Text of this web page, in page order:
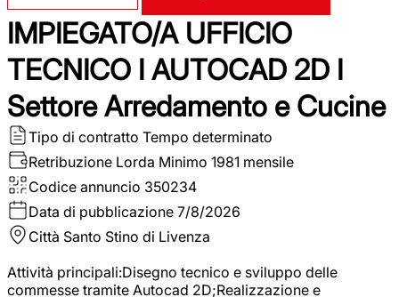
IMPIEGATO/A UFFICIO
TECNICO I AUTOCAD 2D I
Settore Arredamento e Cucine
Tipo di contratto Tempo determinato
Retribuzione Lorda Minimo 1981 mensile
Codice annuncio 350234
Data di pubblicazione 7/8/2026
Città Santo Stino di Livenza
Attività principali:Disegno tecnico e sviluppo delle
commesse tramite Autocad 2D;Realizzazione e